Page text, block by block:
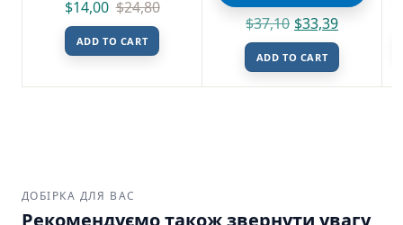
$14,00 $24,80
ADD TO CART
$37,10 $33,39
ADD TO CART
ДОБІРКА ДЛЯ ВАС